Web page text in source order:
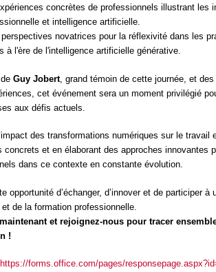
concrètes de professionnels illustrant les
et intelligence artificielle.
novatrices pour la réflexivité dans les
à l'ère de l'intelligence artificielle générative.
Guy Jobert, grand témoin de cette journée, et
cet événement sera un moment privilégié
aux défis actuels.
des transformations numériques sur le travail
concrets et en élaborant des approches innovantes
dans ce contexte en constante évolution.
opportunité d’échanger, d’innover et de participer
de la formation professionnelle.
et rejoignez-nous pour tracer
!
https://forms.office.com/pages/